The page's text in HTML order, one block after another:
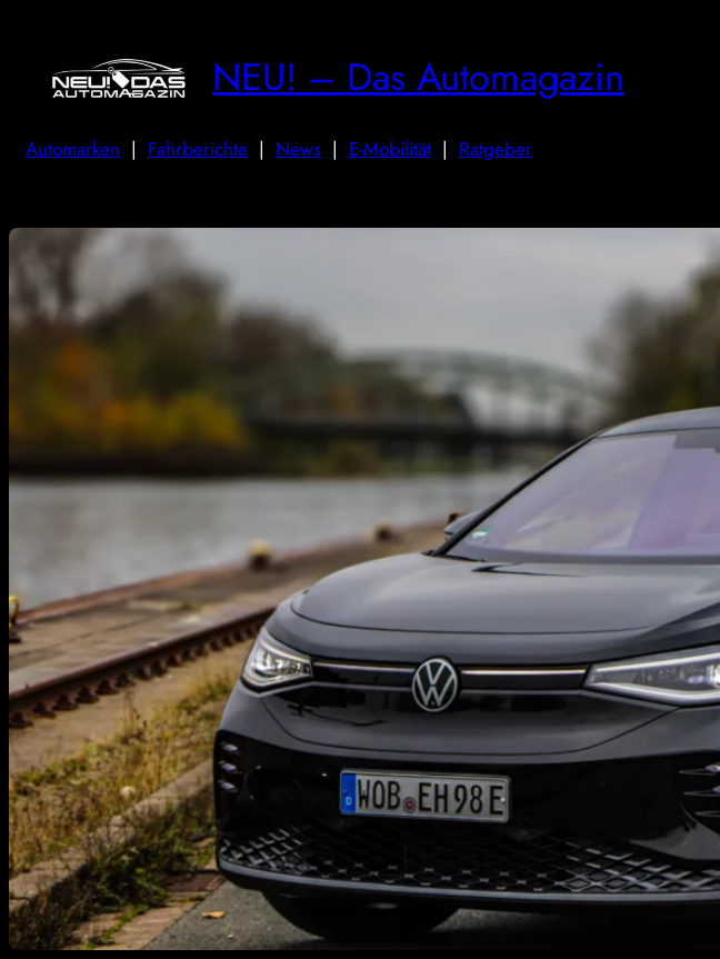
NEU! – Das Automagazin
Automarken | Fahrberichte | News | E-Mobilität | Ratgeber